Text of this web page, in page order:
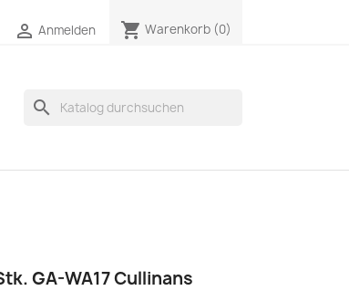
 Anmelden shopping_cart Warenkorb (0)
search
GA-WA17 Cullinans